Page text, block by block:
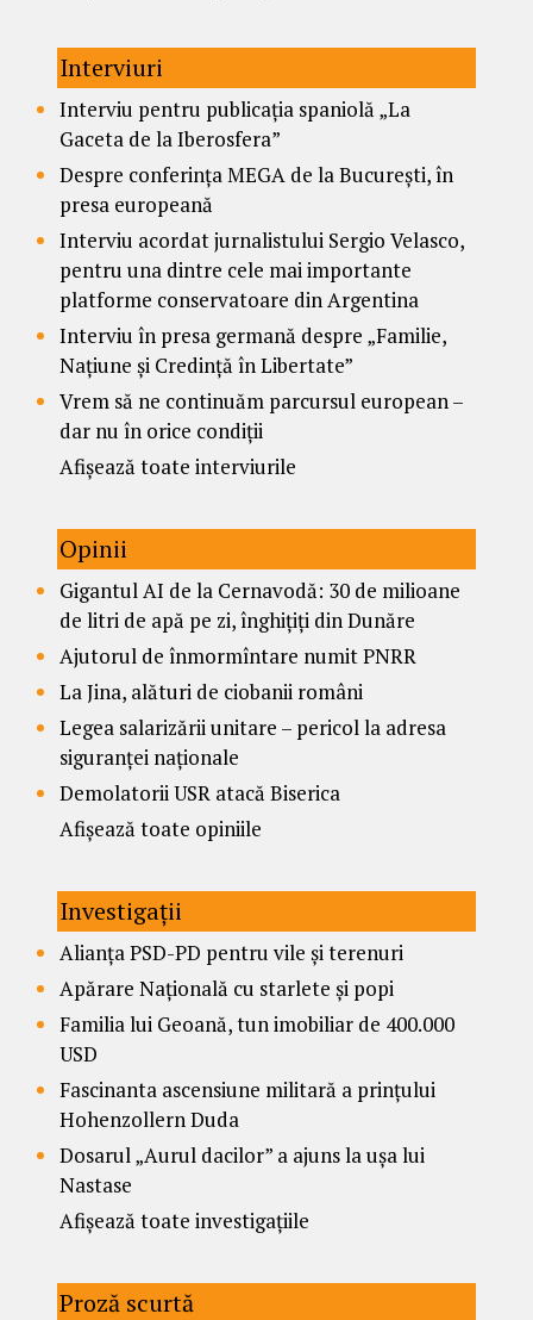
Interviuri
Interviu pentru publicația spaniolă „La
Gaceta de la Iberosfera”
Despre conferința MEGA de la București, în
presa europeană
Interviu acordat jurnalistului Sergio Velasco,
pentru una dintre cele mai importante
platforme conservatoare din Argentina
Interviu în presa germană despre „Familie,
Națiune și Credință în Libertate”
Vrem să ne continuăm parcursul european –
dar nu în orice condiții
Afișează toate interviurile
Opinii
Gigantul AI de la Cernavodă: 30 de milioane
de litri de apă pe zi, înghițiți din Dunăre
Ajutorul de înmormîntare numit PNRR
La Jina, alături de ciobanii români
Legea salarizării unitare – pericol la adresa
siguranței naționale
Demolatorii USR atacă Biserica
Afișează toate opiniile
Investigații
Alianța PSD-PD pentru vile și terenuri
Apărare Națională cu starlete și popi
Familia lui Geoană, tun imobiliar de 400.000
USD
Fascinanta ascensiune militară a prințului
Hohenzollern Duda
Dosarul „Aurul dacilor” a ajuns la ușa lui
Nastase
Afișează toate investigațiile
Proză scurtă